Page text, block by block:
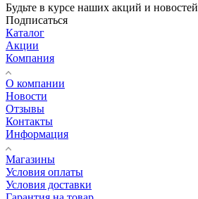
Будьте в курсе наших акций и новостей
Подписаться
Каталог
Акции
Компания
О компании
Новости
Отзывы
Контакты
Информация
Магазины
Условия оплаты
Условия доставки